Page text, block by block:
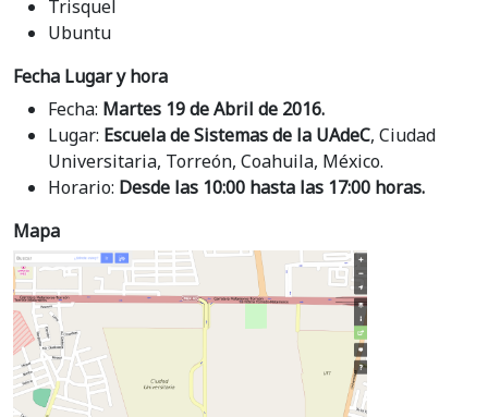
Trisquel
Ubuntu
Fecha Lugar y hora
Fecha: Martes 19 de Abril de 2016.
Lugar: Escuela de Sistemas de la UAdeC, Ciudad
Universitaria, Torreón, Coahuila, México.
Horario: Desde las 10:00 hasta las 17:00 horas.
Mapa